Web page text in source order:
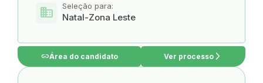
domain Seleção para:
Natal-Zona Leste
linkÁrea do candidato Ver processo arrow_forward_ios